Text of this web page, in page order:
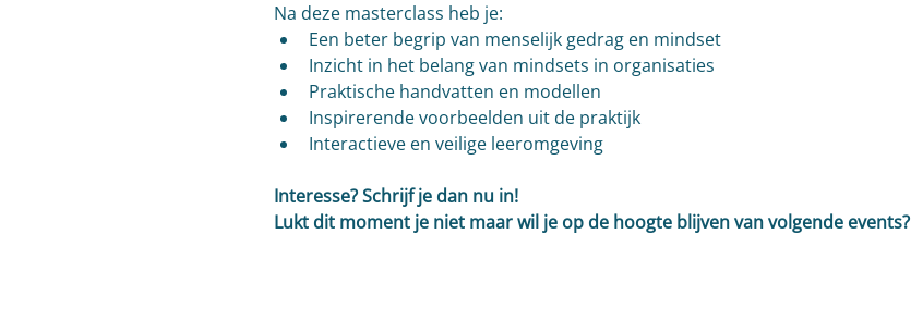
Na deze masterclass heb je:
Een beter begrip van menselijk gedrag en mindset
Inzicht in het belang van mindsets in organisaties
Praktische handvatten en modellen
Inspirerende voorbeelden uit de praktijk
Interactieve en veilige leeromgeving
Interesse? Schrijf je dan nu in!
Lukt dit moment je niet maar wil je op de hoogte blijven van volgende events?